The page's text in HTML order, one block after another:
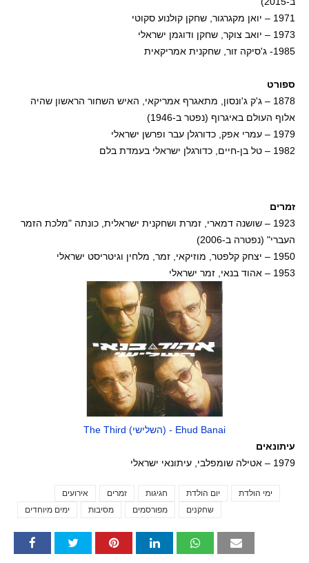
1971 – יואן מקגרגור, שחקן קולנוע סקוטי
1973 – יואב צוקר, שחקן ודוגמן ישראלי
1985- ג'סיקה זור, שחקנית אמריקאית
ספורט
1878 – ג'ק ג'ונסון, מתאגרף אמריקאי, האיש השחור הראשון שהיה
אלוף העולם באיגרוף (נפטר ב-1946)
1979 – עמרי אפק, כדורגלן עבר ופרשן ישראלי
1982 – טל בן-חיים, כדורגלן ישראלי בעמדת בלם
זמרים
1923 – שושנה דמארי, זמרת ושחקנית ישראלית, כונתה "מלכת הזמר
העברי" (נפטרה ב-2006)
1950 – יצחק קלפטר, מוזיקאי, זמר, מלחין וגיטריסט ישראלי
1953 – אהוד בנאי, זמר ישראלי
The Third (השלישי) - Ehud Banai
עיתונאים
1979 – אטילה שומפלבי, עיתונאי ישראלי
אירועים זמרים חגיגות יום הולדת
ימי הולדת
ימים מיוחדים
מסיבות מפורסמים שחקנים